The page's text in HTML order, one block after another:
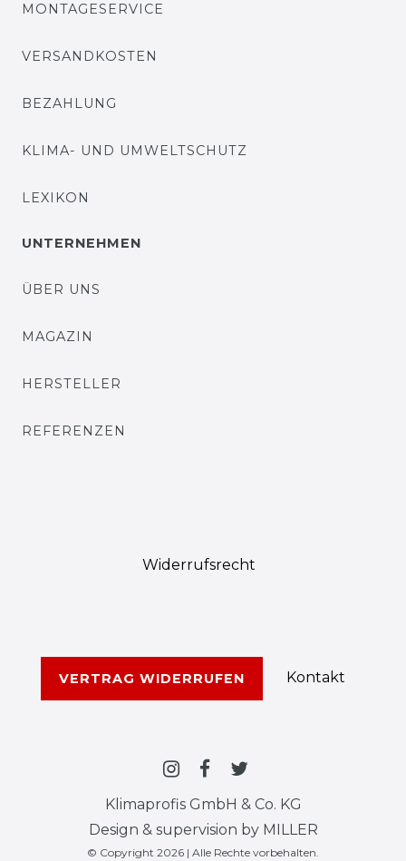
MONTAGESERVICE
VERSANDKOSTEN
BEZAHLUNG
KLIMA- UND UMWELTSCHUTZ
LEXIKON
UNTERNEHMEN
ÜBER UNS
MAGAZIN
HERSTELLER
REFERENZEN
Widerrufs­recht
VERTRAG WIDERRUFEN Kontakt
Klimaprofis GmbH & Co. KG
Design & supervision by MILLER
© Copyright 2026 | Alle Rechte vorbehalten.